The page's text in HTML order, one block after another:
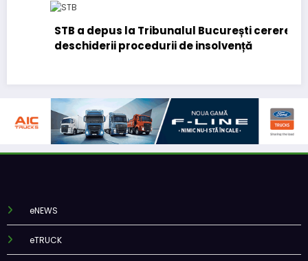
STB a depus la Tribunalul București cererea
deschiderii procedurii de insolvență
eNEWS
eTRUCK